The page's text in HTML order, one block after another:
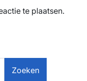
te plaatsen.
Zoeken